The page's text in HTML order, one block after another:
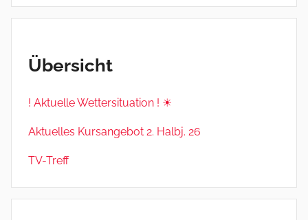
Übersicht
! Aktuelle Wettersituation ! ☀
Aktuelles Kursangebot 2. Halbj. 26
TV-Treff